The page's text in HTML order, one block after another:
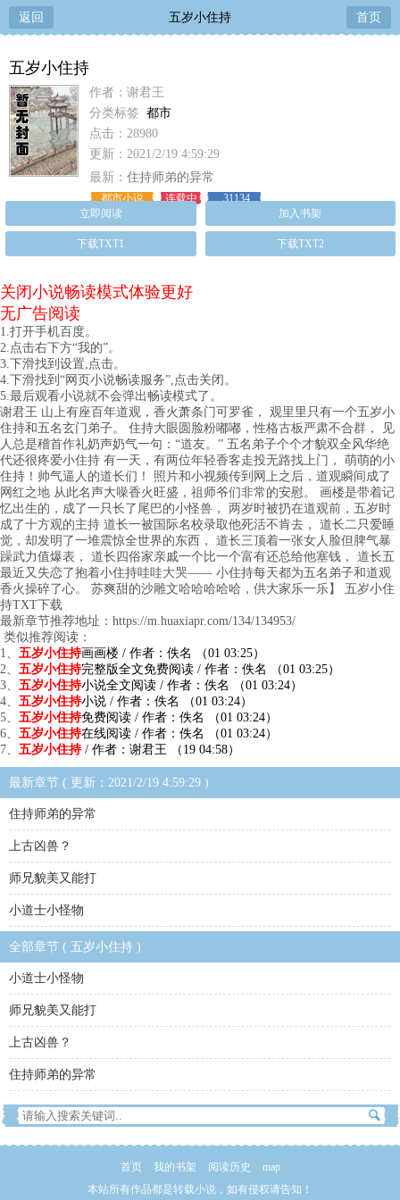
返回 五岁小住持 首页
五岁小住持
作者：谢君王
分类标签 都市
点击：28980
更新：2021/2/19 4:59:29
最新： 住持师弟的异常
都市小说 连载中
31134
立即阅读
加入书架
下载TXT1 下载TXT2
关闭小说畅读模式体验更好
无广告阅读
1.打开手机百度。
2.点击右下方“我的”。
3.下滑找到设置,点击。
4.下滑找到“网页小说畅读服务”,点击关闭。
5.最后观看小说就不会弹出畅读模式了。
谢君王 山上有座百年道观，香火萧条门可罗雀， 观里里只有一个五岁小
住持和五名玄门弟子。 住持大眼圆脸粉嘟嘟，性格古板严肃不合群， 见
人总是稽首作礼奶声奶气一句：“道友。” 五名弟子个个才貌双全风华绝
代还很疼爱小住持 有一天，有两位年轻香客走投无路找上门， 萌萌的小
住持！帅气逼人的道长们！ 照片和小视频传到网上之后，道观瞬间成了
网红之地 从此名声大噪香火旺盛，祖师爷们非常的安慰。 画楼是带着记
忆出生的，成了一只长了尾巴的小怪兽， 两岁时被扔在道观前，五岁时
成了十方观的主持 道长一被国际名校录取他死活不肯去， 道长二只爱睡
觉，却发明了一堆震惊全世界的东西， 道长三顶着一张女人脸但脾气暴
躁武力值爆表， 道长四俗家亲戚一个比一个富有还总给他塞钱， 道长五
最近又失恋了抱着小住持哇哇大哭—— 小住持每天都为五名弟子和道观
香火操碎了心。 苏爽甜的沙雕文哈哈哈哈哈，供大家乐一乐】 五岁小住
持TXT下载
最新章节推荐地址：https://m.huaxiapr.com/134/134953/
类似推荐阅读：
1、 五岁小住持画画楼 / 作者：佚名 （01 03:25）
2、 五岁小住持完整版全文免费阅读 / 作者：佚名 （01 03:25）
3、 五岁小住持小说全文阅读 / 作者：佚名 （01 03:24）
4、 五岁小住持小说 / 作者：佚名 （01 03:24）
5、 五岁小住持免费阅读 / 作者：佚名 （01 03:24）
6、 五岁小住持在线阅读 / 作者：佚名 （01 03:24）
7、 五岁小住持/ 作者：谢君王 （19 04:58）
最新章节 ( 更新：2021/2/19 4:59:29 )
住持师弟的异常
上古凶兽？
师兄貌美又能打
小道士小怪物
全部章节 ( 五岁小住持 )
小道士小怪物
师兄貌美又能打
上古凶兽？
住持师弟的异常
首页 我的书架 阅读历史
map
本站所有作品都是转载小说，如有侵权请告知！